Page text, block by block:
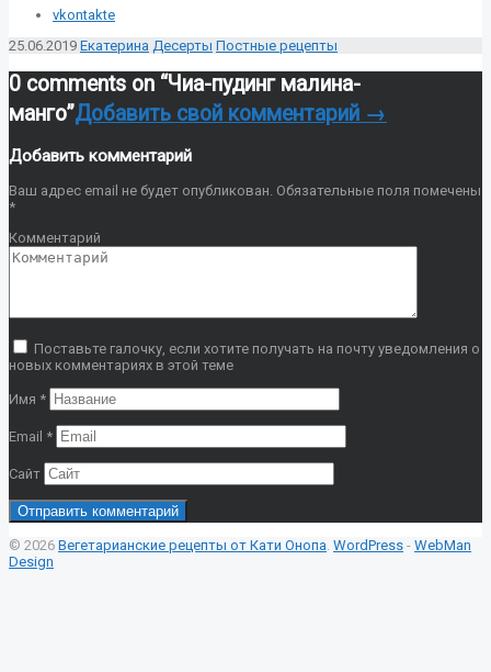
vkontakte
25.06.2019 Екатерина Десерты Постные рецепты
0 comments on “Чиа-пудинг малина-
манго”Добавить свой комментарий →
Добавить комментарий
Ваш адрес email не будет опубликован. Обязательные поля помечены
*
Комментарий
Поставьте галочку, если хотите получать на почту уведомления о
новых комментариях в этой теме
Имя *
Email *
Сайт
© 2026 Вегетарианские рецепты от Кати Онопа WordPress - WebMan
Design